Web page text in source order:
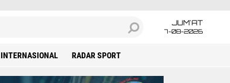
JUM'AT
7-08-2026
INTERNASIONAL RADAR SPORT